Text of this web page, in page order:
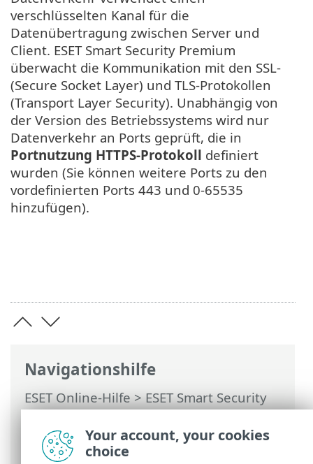
Navigationshilfe
ESET Online-Hilfe>ESET Smart Security
Premium>Erweiterte Einstellungen>
Schutzfunktionen>Web-Schutz>
HTTP(S)-Datenverkehr scannen
verschlüsselten Kanal für die
Datenübertragung zwischen Server und
Client. ESET Smart Security Premium
überwacht die Kommunikation mit den SSL-
(Secure Socket Layer) und TLS-Protokollen
(Transport Layer Security). Unabhängig von
der Version des Betriebssystems wird nur
Datenverkehr an Ports geprüft, die in
Portnutzung HTTPS-Protokoll definiert
wurden (Sie können weitere Ports zu den
vordefinierten Ports 443 und 0-65535
hinzufügen).
Your account, your cookies
choice